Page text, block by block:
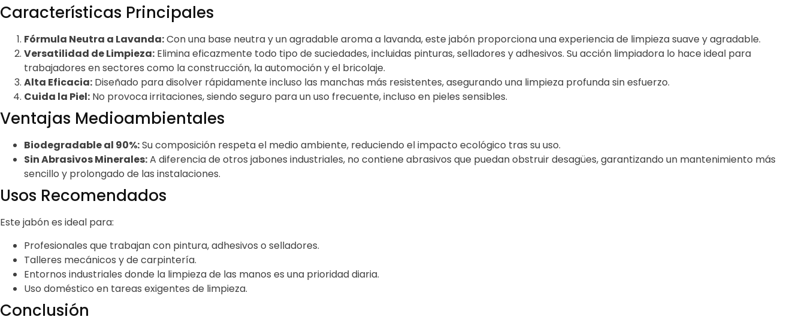
Características Principales
Fórmula Neutra a Lavanda:Con una base neutra y un agradable aroma a lavanda, este jabón proporciona una experiencia de limpieza suave y agradable.
Versatilidad de Limpieza: Elimina eficazmente todo tipo de suciedades, incluidas pinturas, selladores y adhesivos. Su acción limpiadora lo hace ideal para
trabajadores en sectores como la construcción, la automoción y el bricolaje.
Alta Eficacia: Diseñado para disolver rápidamente incluso las manchas más resistentes, asegurando una limpieza profunda sin esfuerzo.
Cuida la Piel: No provoca irritaciones, siendo seguro para un uso frecuente, incluso en pieles sensibles.
Ventajas Medioambientales
Biodegradable al 90%:Su composición respeta el medio ambiente, reduciendo el impacto ecológico tras su uso.
Sin Abrasivos Minerales:A diferencia de otros jabones industriales, no contiene abrasivos que puedan obstruir desagües, garantizando un mantenimiento más
sencillo y prolongado de las instalaciones.
Usos Recomendados
Este jabón es ideal para:
Profesionales que trabajan con pintura, adhesivos o selladores.
Talleres mecánicos y de carpintería.
Entornos industriales donde la limpieza de las manos es una prioridad diaria.
Uso doméstico en tareas exigentes de limpieza.
Conclusión